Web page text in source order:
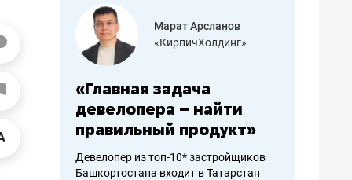
Марат Арсланов
«КирпичХолдинг»
«Главная задача
девелопера – найти
правильный продукт»
Девелопер из топ-10* застройщиков
Башкортостана входит в Татарстан